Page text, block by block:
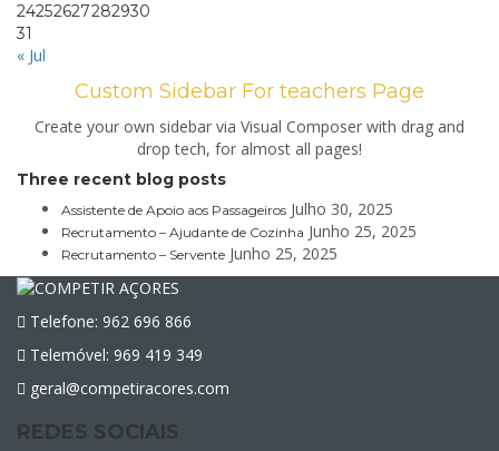
24252627282930
31
« Jul
Custom Sidebar For teachers Page
Create your own sidebar via Visual Composer with drag and
drop tech, for almost all pages!
Three recent blog posts
Assistente de Apoio aos Passageiros Julho 30, 2025
Recrutamento – Ajudante de Cozinha Junho 25, 2025
Recrutamento – Servente Junho 25, 2025
Telefone: 962 696 866
Telemóvel: 969 419 349
geral@competiracores.com
REDES SOCIAIS